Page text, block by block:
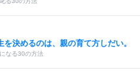
を決めるのは、親の育て方しだい。
なる30の方法